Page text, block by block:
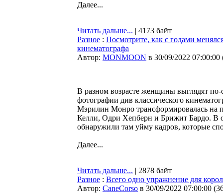
Далее...
Читать дальше... | 4173 байт
Разное : Посмотрите, как с годами
кинематографа
Автор: MONMOON в 30/09/2022 07:00:00
В разном возрасте женщины выглядят
фотографии див классического
Мэрилин Монро трансформировалась на
Келли, Одри Хепберн и Брижит Бардо. В
обнаружили там уйму кадров, которые
Далее...
Читать дальше... | 2878 байт
Разное : Всего одно упражнение для
Автор: CaneCorso в 30/09/2022 07:00:00 (